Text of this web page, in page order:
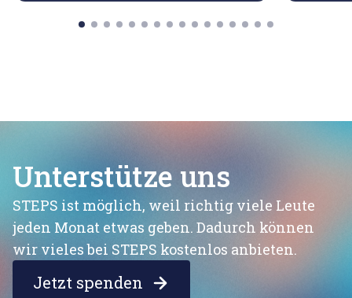
Unterstütze uns
STEPS ist möglich, weil richtig viele Leute
jeden Monat etwas geben. Dadurch können
wir vieles bei STEPS kostenlos anbieten.
Jetzt spenden